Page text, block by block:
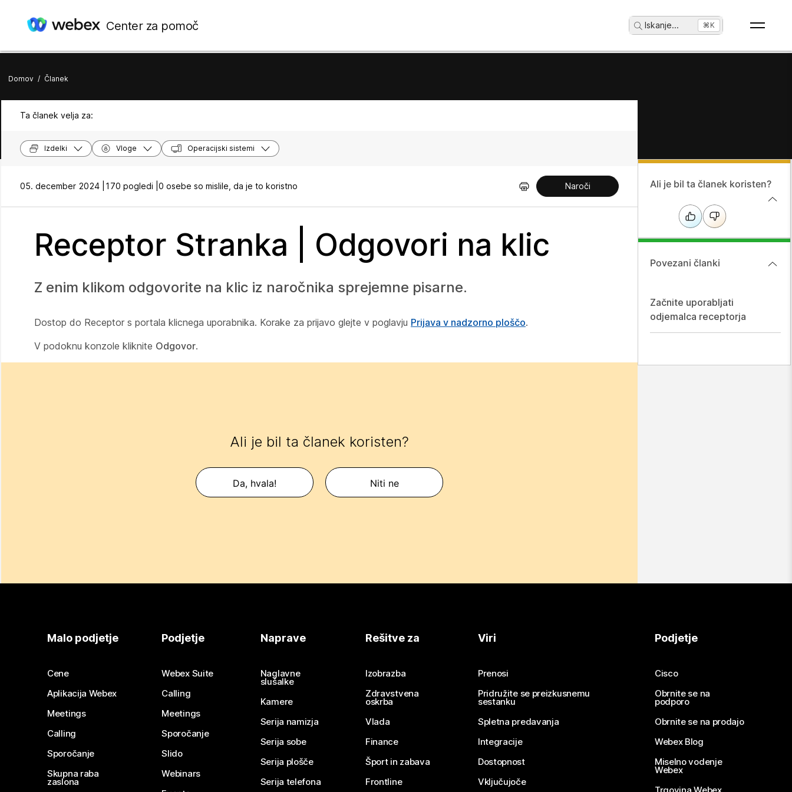
Center za pomoč Iskanje... ⌘K
Domov / Članek
Ta članek velja za:
Izdelki Vloge Operacijski sistemi
05. december 2024 | 170 pogledi | 0 osebe so mislile, da je to koristno Naroči
Receptor Stranka | Odgovori na klic
Z enim klikom odgovorite na klic iz naročnika sprejemne pisarne.
Dostop do Receptor s portala klicnega uporabnika. Korake za prijavo glejte v poglavju Prijava v nadzorno ploščo.
V podoknu konzole kliknite Odgovor.
Ali je bil ta članek koristen?
Da, hvala! Niti ne
Ali je bil ta članek koristen?
Povezani članki
Začnite uporabljati
odjemalca receptorja
Malo podjetje
Cene
Aplikacija Webex
Meetings
Calling
Sporočanje
Skupna raba
zaslona
Podjetje
Webex Suite
Calling
Meetings
Sporočanje
Slido
Webinars
Naprave
Naglavne
slušalke
Kamere
Serija namizja
Serija sobe
Serija plošče
Serija telefona
Rešitve za
Izobrazba
Zdravstvena
oskrba
Vlada
Finance
Šport in zabava
Frontline
Viri
Prenosi
Pridružite se preizkusnemu
sestanku
Spletna predavanja
Integracije
Dostopnost
Vključujoče
Podjetje
Cisco
Obrnite se na
podporo
Obrnite se na prodajo
Webex Blog
Miselno vodenje
Webex